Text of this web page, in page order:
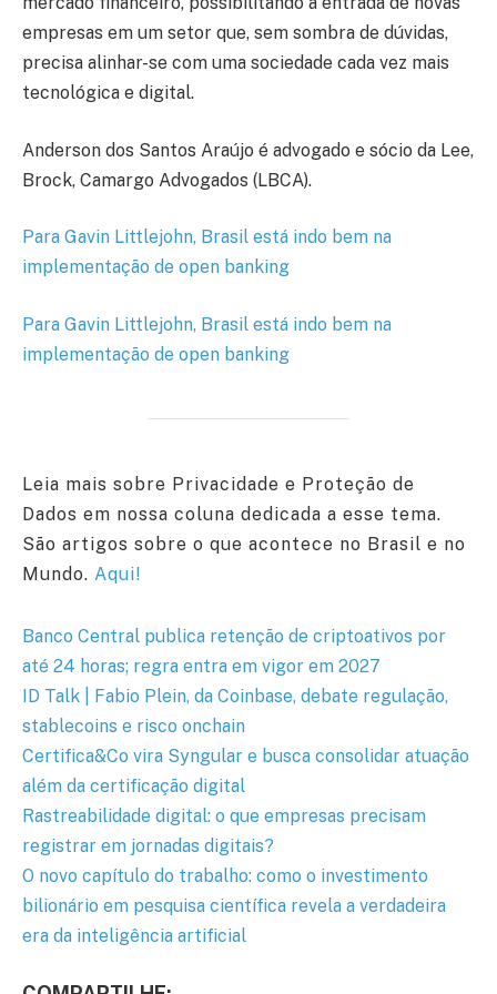
empresas em um setor que, sem sombra de dúvidas,
precisa alinhar-se com uma sociedade cada vez mais
tecnológica e digital.
Anderson dos Santos Araújo é advogado e sócio da Lee,
Brock, Camargo Advogados (LBCA).
Para Gavin Littlejohn, Brasil está indo bem na
implementação de open banking
Para Gavin Littlejohn, Brasil está indo bem na
implementação de open banking
Leia mais sobre Privacidade e Proteção de
Dados em nossa coluna dedicada a esse tema.
São artigos sobre o que acontece no Brasil e no
Mundo. Aqui!
Banco Central publica retenção de criptoativos por
até 24 horas; regra entra em vigor em 2027
ID Talk | Fabio Plein, da Coinbase, debate regulação,
stablecoins e risco onchain
Certifica&Co vira Syngular e busca consolidar atuação
além da certificação digital
Rastreabilidade digital: o que empresas precisam
registrar em jornadas digitais?
O novo capítulo do trabalho: como o investimento
bilionário em pesquisa científica revela a verdadeira
era da inteligência artificial